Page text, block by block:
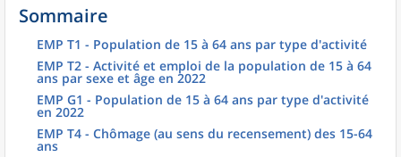
Sommaire
EMP T1 - Population de 15 à 64 ans par type d'activité
EMP T2 - Activité et emploi de la population de 15 à 64
ans par sexe et âge en 2022
EMP G1 - Population de 15 à 64 ans par type d'activité
en 2022
EMP T4 - Chômage (au sens du recensement) des 15-64
ans